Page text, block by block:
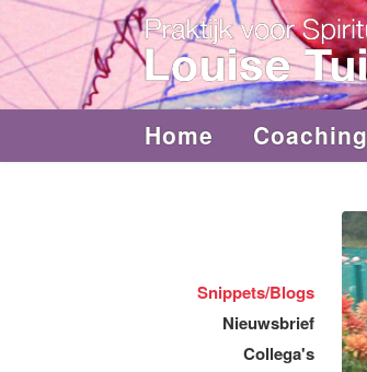
Home Coaching
Snippets/Blogs
Nieuwsbrief
Collega's